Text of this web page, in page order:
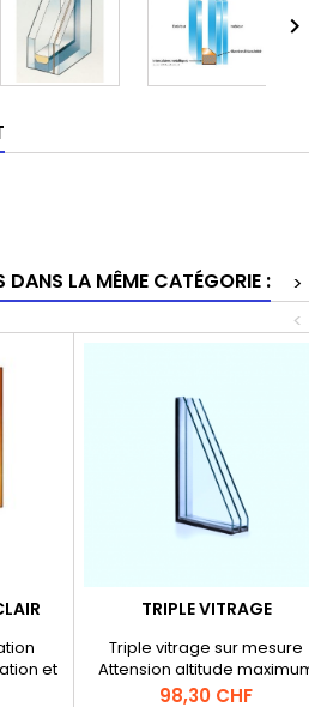

DANS LA MÊME CATÉGORIE :
>
<
et
TRIPLE VITRAGE
Triple vitrage sur mesure
Attension altitude maximum
500m pour d'autres altitudes
Prix
98,30 CHF